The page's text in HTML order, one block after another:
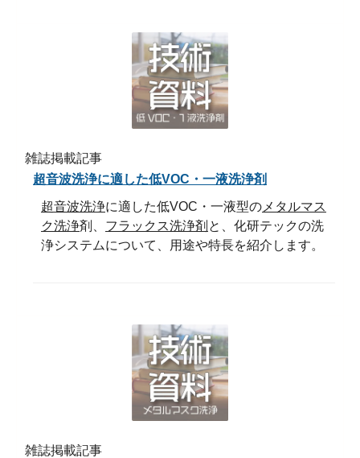
雑誌掲載記事
超音波洗浄に適した低VOC・一液洗浄剤
超音波洗浄に適した低VOC・一液型の メタルマス
ク洗浄剤、 フラックス洗浄剤 と、化研テックの洗
浄システムについて、用途や特長を紹介します。
雑誌掲載記事